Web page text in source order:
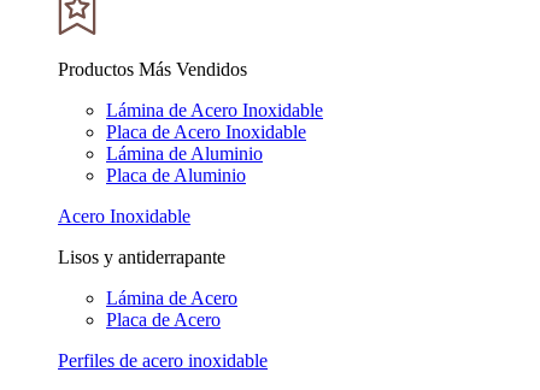
Productos Más Vendidos
Lámina de Acero Inoxidable
Placa de Acero Inoxidable
Lámina de Aluminio
Placa de Aluminio
Acero Inoxidable
Lisos y antiderrapante
Lámina de Acero
Placa de Acero
Perfiles de acero inoxidable